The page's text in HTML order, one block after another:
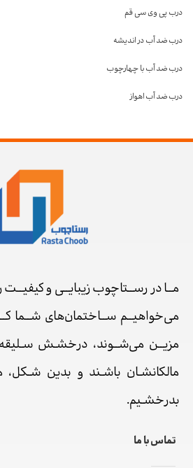
درب پی وی سی قم
درب ضد آب در اندیشه
درب ضد آب با چهارچوب
درب ضد آب اهواز
مــا در رســتاچوب زیبایــی و کیفیــت
می‌خواهیــم ســاختمان‌های شــما
مزیــن می‌شــوند، درخشـش
مالکانشـان باشـند و بدین شـکل،
بدرخشـیم.
تماس با ما